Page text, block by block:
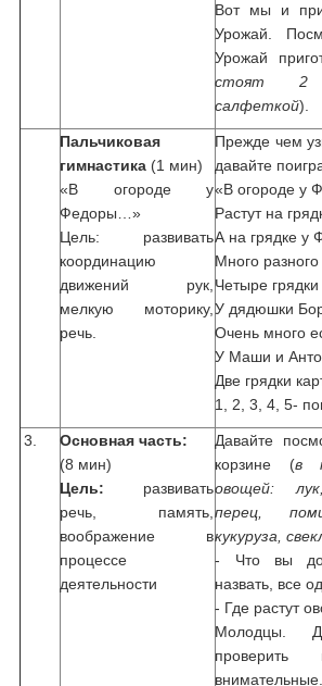
Вот мы и
Урожай.
Урожай
стоят 2
салфеткой).
Пальчиковая
гимнастика (1 мин)
«В огороде у
Федоры…»
Цель: развивать
координацию
движений рук,
мелкую моторику,
речь.
Прежде чем
давайте
«В огороде у
Растут на
А на грядке у
Много
Четыре грядки
У дядюшки
Очень много
У Маши и
Две грядки
1, 2, 3, 4, 5-
3.
Основная часть:
(8 мин)
Цель: развивать
речь, память,
воображение в
процессе
деятельности
Давайте
корзине (в
овощей:
перец,
кукуруза,
- Что вы
назвать, все
- Где растут
Молодцы.
внимательные.